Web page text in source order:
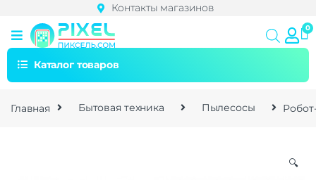
Контакты магазинов
Каталог товаров
Главная Бытовая техника Пылесосы
🔍